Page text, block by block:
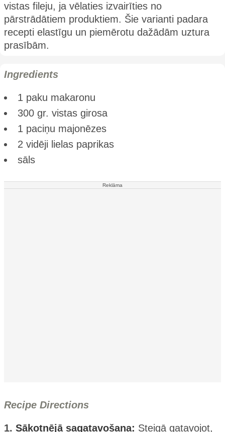
vistas fileju, ja vēlaties izvairīties no
pārstrādātiem produktiem. Šie varianti padara
recepti elastīgu un piemērotu dažādām uztura
prasībām.
Ingredients
1 paku makaronu
300 gr. vistas girosa
1 paciņu majonēzes
2 vidēji lielas paprikas
sāls
Reklāma
Recipe Directions
1. Sākotnējā sagatavošana: Steigā gatavojot,